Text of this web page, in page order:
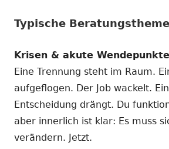
Typische
Krisen & akute Wendepunkte
Eine Trennung steht im Raum.
aufgeflogen. Der Job wackelt.
Entscheidung drängt. Du
aber innerlich ist klar: Es muss
verändern. Jetzt.